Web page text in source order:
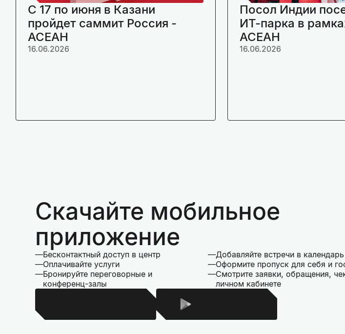
C 17 по июня в Казани
пройдет саммит Россия -
АСЕАН
16.06.2026
Посол Индии
ИТ-парка в
АСЕАН
16.06.2026
Скачайте мобильное
приложение
Бесконтактный доступ в центр
Оплачивайте услуги
Бронируйте переговорные и
конференц-залы
Добавляйте встречи в календарь
Оформите пропуск для себя и
Смотрите заявки, обращения,
личном кабинете